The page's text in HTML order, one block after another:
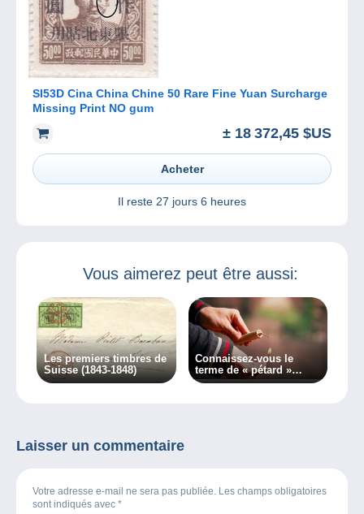
SI53D Cina China Chine 50 Rare Fine Yuan Surcharge
Missing Print NO gum
± 18 372,45 $US
Acheter
Il reste 27 jours 6 heures
Vous aimerez peut être aussi:
Les premiers timbres de
Suisse (1843-1848)
Connaissez-vous le
terme de « pétard »
philatélique ?
Laisser un commentaire
Votre adresse e-mail ne sera pas publiée. Les champs obligatoires
sont indiqués avec *